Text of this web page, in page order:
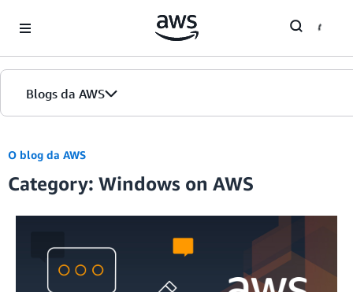
Blogs da AWS
Página inicial
Edições
O blog da AWS
Category: Windows on AWS